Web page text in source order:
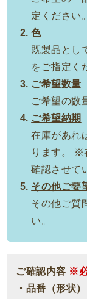
定ください。
色
既製品とし
をご指定く
ご希望数量
ご希望の数
ご希望納期
在庫があれ
ります。 ※
確認させて
その他ご要
その他ご質
い。
ご確認内容 ※
・品番（形状）